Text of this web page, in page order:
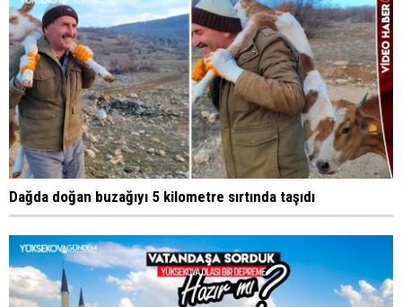
Dağda doğan buzağıyı 5 kilometre sırtında taşıdı